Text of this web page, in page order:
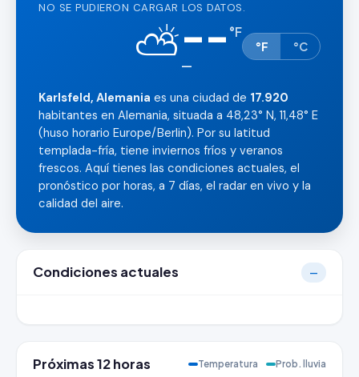
NO SE PUDIERON CARGAR LOS DATOS.
⛅-- °F
—
°F °C
Karlsfeld, Alemania es una ciudad de 17.920
habitantes en Alemania, situada a 48,23° N, 11,48° E
(huso horario Europe/Berlin). Por su latitud
templada-fría, tiene inviernos fríos y veranos
frescos. Aquí tienes las condiciones actuales, el
pronóstico por horas, a 7 días, el radar en vivo y la
calidad del aire.
Condiciones actuales —
Próximas 12 horas Temperatura Prob. lluvia